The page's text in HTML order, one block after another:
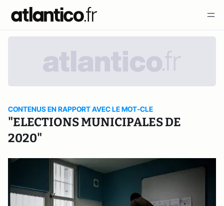
CONTENUS EN RAPPORT AVEC LE MOT-CLE
"ELECTIONS MUNICIPALES DE
2020"